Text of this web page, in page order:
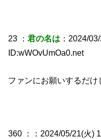
23 ：君の名は ：2024/
ID:wWOvUmOa0.net
ファンにお願いするだけ
360 ： ：2024/05/21(火)